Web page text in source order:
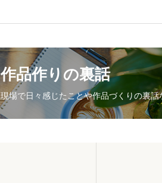
作品作りの裏話
現場で日々感じたことや作品づくりの裏話